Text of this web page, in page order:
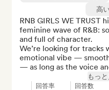
高
RNB GIRLS WE TRUST
feminine wave of R&B:
and full of character.
We’re looking for tracks
emotional vibe —
— as long as the voice
もっ
回答率 回答数